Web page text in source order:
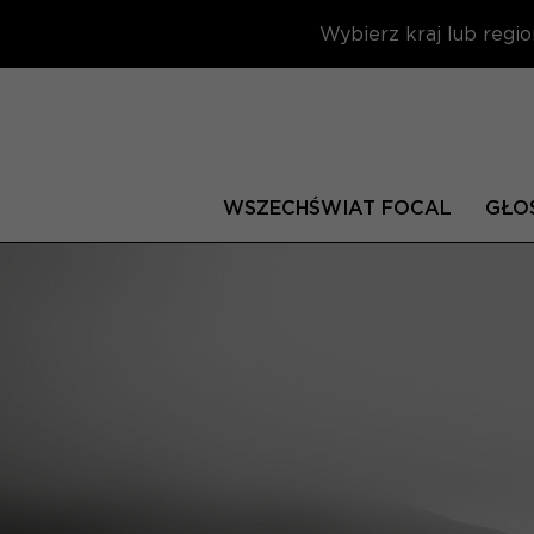
Wybierz kraj lub
WSZECHŚWIAT FOCAL